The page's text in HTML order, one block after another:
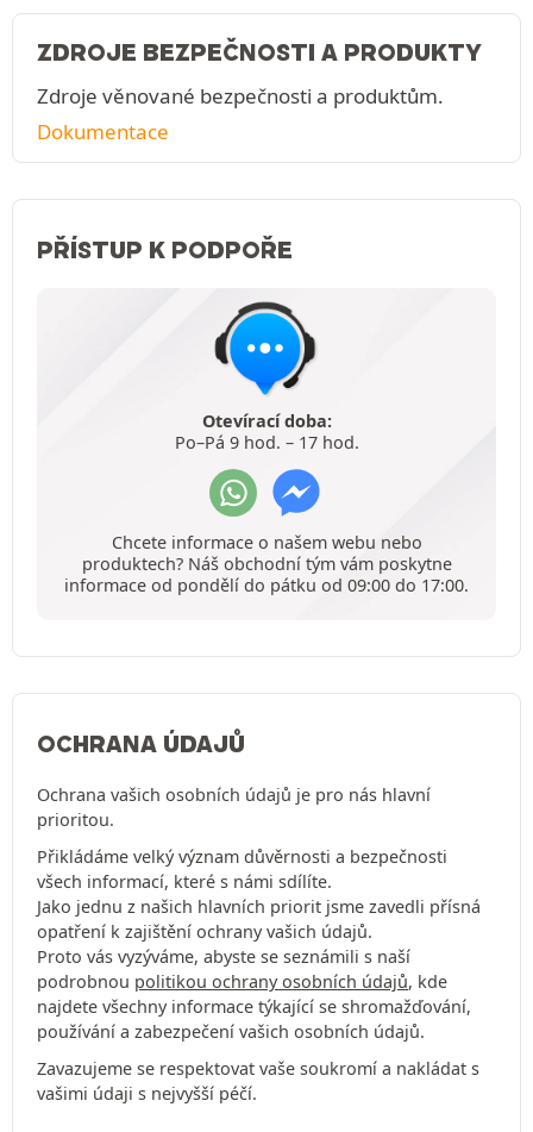
ZDROJE BEZPEČNOSTI A PRODUKTY
Zdroje věnované bezpečnosti a produktům.
Dokumentace
PŘÍSTUP K PODPOŘE
Otevírací doba:
Po–Pá 9 hod. – 17 hod.
Chcete informace o našem webu nebo
produktech? Náš obchodní tým vám poskytne
informace od pondělí do pátku od 09:00 do 17:00.
OCHRANA ÚDAJŮ
Ochrana vašich osobních údajů je pro nás hlavní
prioritou.
Přikládáme velký význam důvěrnosti a bezpečnosti
všech informací, které s námi sdílíte.
Jako jednu z našich hlavních priorit jsme zavedli přísná
opatření k zajištění ochrany vašich údajů.
Proto vás vyzýváme, abyste se seznámili s naší
podrobnou politikou ochrany osobních údajů, kde
najdete všechny informace týkající se shromažďování,
používání a zabezpečení vašich osobních údajů.
Zavazujeme se respektovat vaše soukromí a nakládat s
vašimi údaji s nejvyšší péčí.